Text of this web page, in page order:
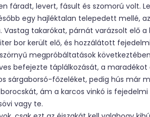
fáradt, levert, fásult és szomorú volt.
egy hajléktalan telepedett mellé,
Vastag takarókat, párnát varázsolt elő
bor került elő, és hozzálátott
megpróbáltatások
befejezte táplálkozását, a maradékot
sárgaborsó-főzeléket, pedig hús már
ám a karcos vinkó is
vagy te.